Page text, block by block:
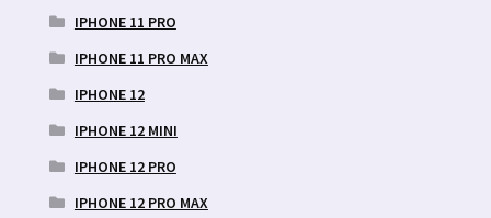
IPHONE 11 PRO
IPHONE 11 PRO MAX
IPHONE 12
IPHONE 12 MINI
IPHONE 12 PRO
IPHONE 12 PRO MAX